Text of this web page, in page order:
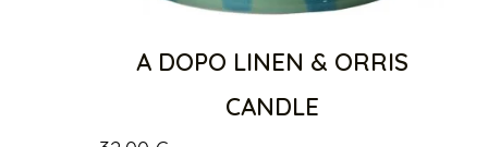
A DOPO LINEN & ORRIS
CANDLE